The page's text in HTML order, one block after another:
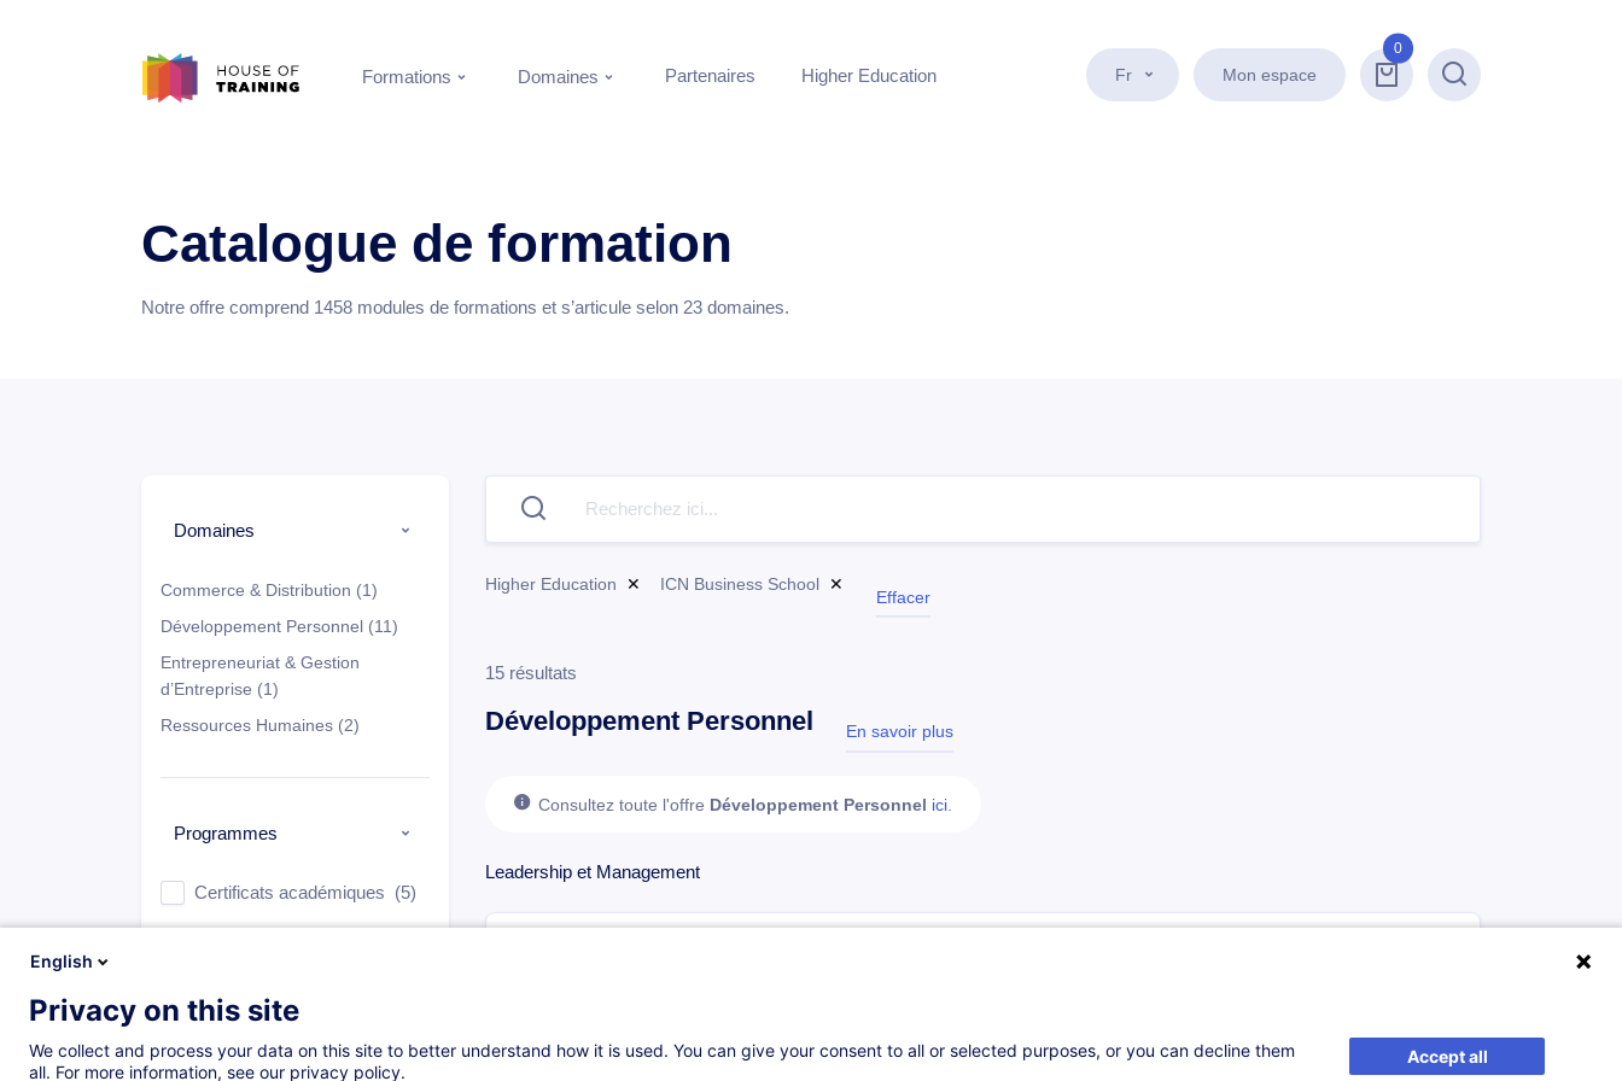
Fr Mon espace
0
Recherche
Formations Domaines Partenaires Higher Education
Catalogue de formation
Notre offre comprend 1458 modules de formations et s’articule selon 23 domaines.
Domaines
Commerce & Distribution (1)
Développement Personnel (11)
Entrepreneuriat & Gestion
d’Entreprise (1)
Ressources Humaines (2)
Programmes
Certificats académiques (5)
Langues
FR (15)
Higher Education ✕ ICN Business School ✕
Effacer
15 résultats
Développement Personnel En savoir plus
test
Consultez toute l'offre Développement Personnel ici
Leadership et Management
English
Privacy on this site
We collect and process your data on this site to better understand how it is used. You can give your consent to all or selected purposes, or you can decline them
all. For more information, see our privacy policy.
Accept all